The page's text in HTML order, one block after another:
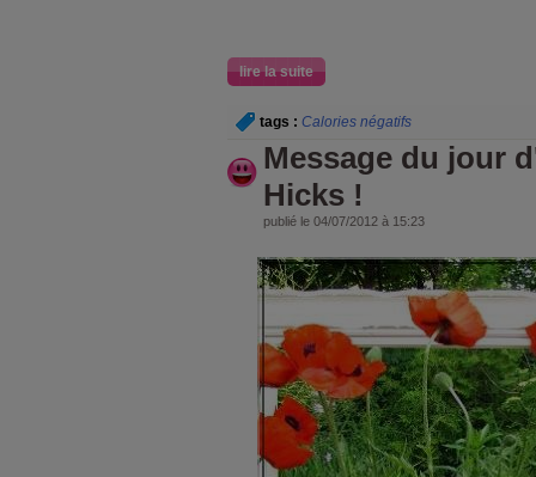
lire la suite
tags : Calories négatifs
Message du jour
Hicks !
publié le 04/07/2012 à 15:23